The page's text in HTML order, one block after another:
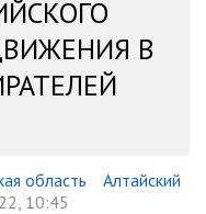
В
область
Алтайский
10:45